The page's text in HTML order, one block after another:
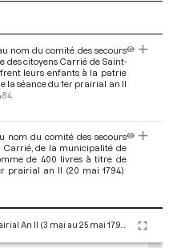
nom du comité des secours
des citoyens Carrié de Saint-
leurs enfants à la patrie
la séance du 1er prairial an II
nom du comité des secours
Carrié, de la municipalité de
de 400 livres à titre de
prairial an II (20 mai 1794)